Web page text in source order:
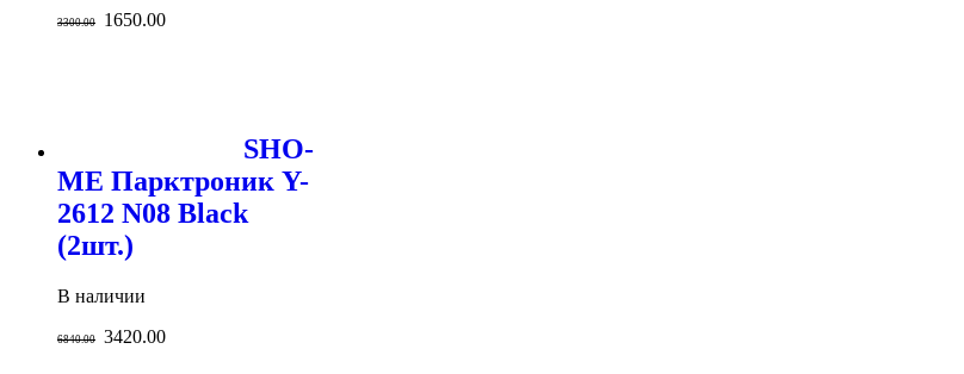
3300.00 1650.00
SHO-
ME Парктроник Y-
2612 N08 Black
(2шт.)
В наличии
6840.00 3420.00